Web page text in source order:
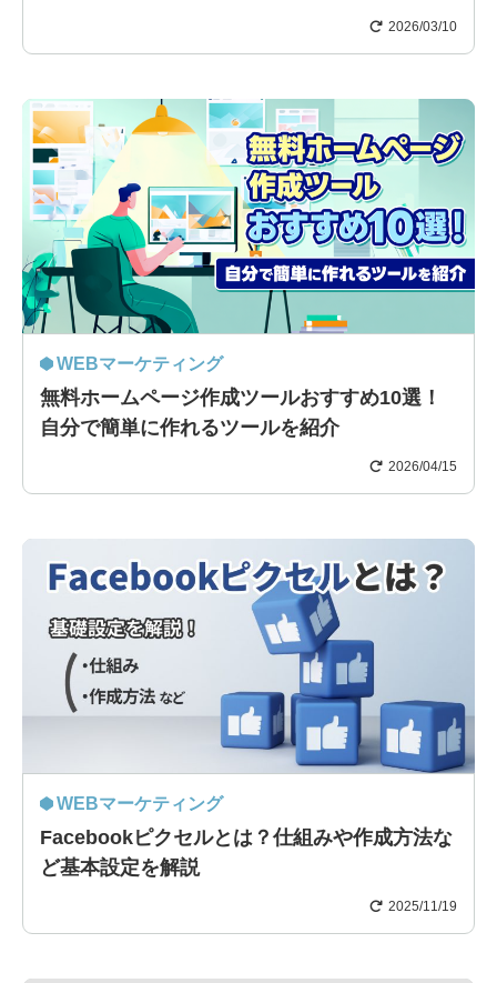
2026/03/10
WEBマーケティング
無料ホームページ作成ツールおすすめ10選！
自分で簡単に作れるツールを紹介
2026/04/15
WEBマーケティング
Facebookピクセルとは？仕組みや作成方法な
ど基本設定を解説
2025/11/19